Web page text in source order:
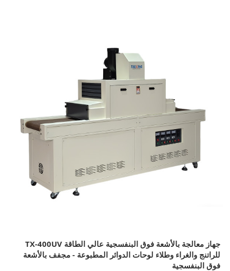
جهاز معالجة بالأشعة فوق البنفسجية عالي الطاقة TX-400UV
للراتنج والغراء وطلاء لوحات الدوائر المطبوعة - مجفف بالأشعة
فوق البنفسجية